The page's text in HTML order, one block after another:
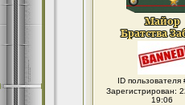
ID пользователя
Зарегистрирован:
19:06